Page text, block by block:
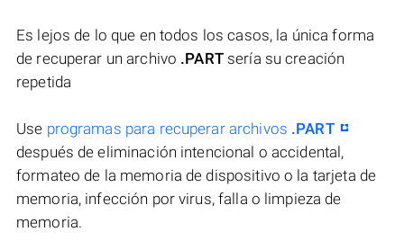
Es lejos de lo que en todos los casos, la única forma
de recuperar un archivo .PARTsería su creación
repetida
Use programas para recuperar archivos .PART
después de eliminación intencional o accidental,
formateo de la memoria de dispositivo o la tarjeta de
memoria, infección por virus, falla o limpieza de
memoria.